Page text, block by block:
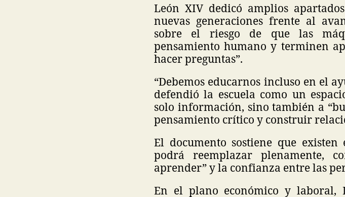
León XIV dedicó amplios
nuevas generaciones frente al
sobre el riesgo de que las
pensamiento humano y terminen
hacer preguntas”.
“Debemos educarnos incluso en el
defendió la escuela como un
solo información, sino también a
pensamiento crítico y construir
El documento sostiene que
podrá reemplazar plenamente,
aprender” y la confianza entre las
En el plano económico y